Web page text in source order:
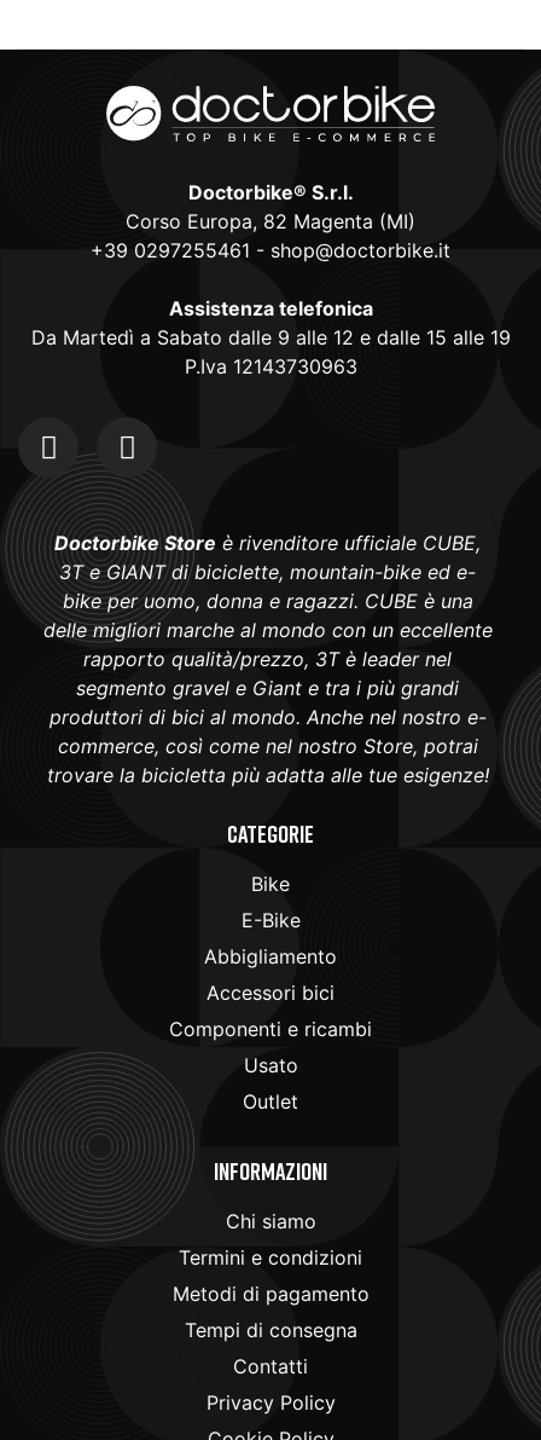
Doctorbike® S.r.l.
Corso Europa, 82 Magenta (MI)
+39 0297255461 - shop@doctorbike.it
Assistenza telefonica
Da Martedì a Sabato dalle 9 alle 12 e dalle 15 alle 19
P.Iva 12143730963
Doctorbike Store è rivenditore ufficiale CUBE,
3T e GIANT di biciclette, mountain-bike ed e-
bike per uomo, donna e ragazzi. CUBE è una
delle migliori marche al mondo con un eccellente
rapporto qualità/prezzo, 3T è leader nel
segmento gravel e Giant e tra i più grandi
produttori di bici al mondo. Anche nel nostro e-
commerce, così come nel nostro Store, potrai
trovare la bicicletta più adatta alle tue esigenze!
Categorie
Bike
E-Bike
Abbigliamento
Accessori bici
Componenti e ricambi
Usato
Outlet
Informazioni
Chi siamo
Termini e condizioni
Metodi di pagamento
Tempi di consegna
Contatti
Privacy Policy